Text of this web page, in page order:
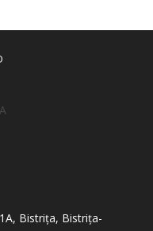
Bistrița, Bistrița-